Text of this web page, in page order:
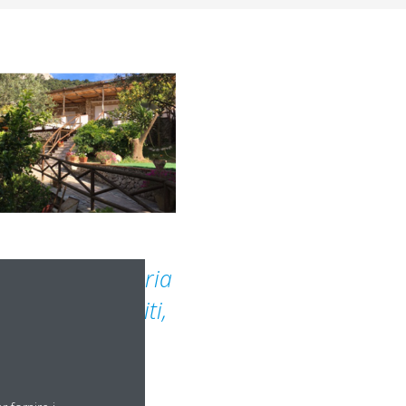
sanitaria
per gli ospiti,
servizio del